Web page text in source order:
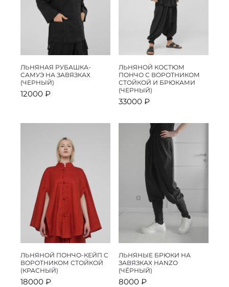
ЛЬНЯНАЯ РУБАШКА-
САМУЭ НА ЗАВЯЗКАХ
(ЧЕРНЫЙ)
12000 ₽
ЛЬНЯНОЙ КОСТЮМ
ПОНЧО С ВОРОТНИКОМ
СТОЙКОЙ И БРЮКАМИ
(ЧЕРНЫЙ)
33000 ₽
ЛЬНЯНОЙ ПОНЧО-КЕЙП С
ВОРОТНИКОМ СТОЙКОЙ
(КРАСНЫЙ)
18000 ₽
ЛЬНЯНЫЕ БРЮКИ НА
ЗАВЯЗКАХ HANZO
(ЧЁРНЫЙ)
8000 ₽